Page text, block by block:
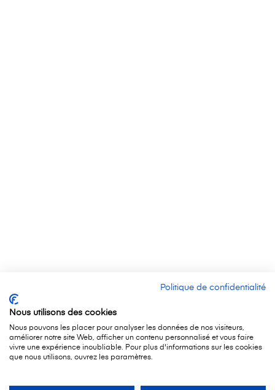
Politique de confidentialité
Nous utilisons des cookies
Nous pouvons les placer pour analyser les données de nos visiteurs,
améliorer notre site Web, afficher un contenu personnalisé et vous faire
vivre une expérience inoubliable. Pour plus d'informations sur les cookies
que nous utilisons, ouvrez les paramètres.